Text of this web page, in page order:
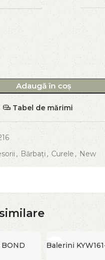
Adaugă în coș
Tabel de mărimi
, Bărbați , Curele, New
BOND
Balerini